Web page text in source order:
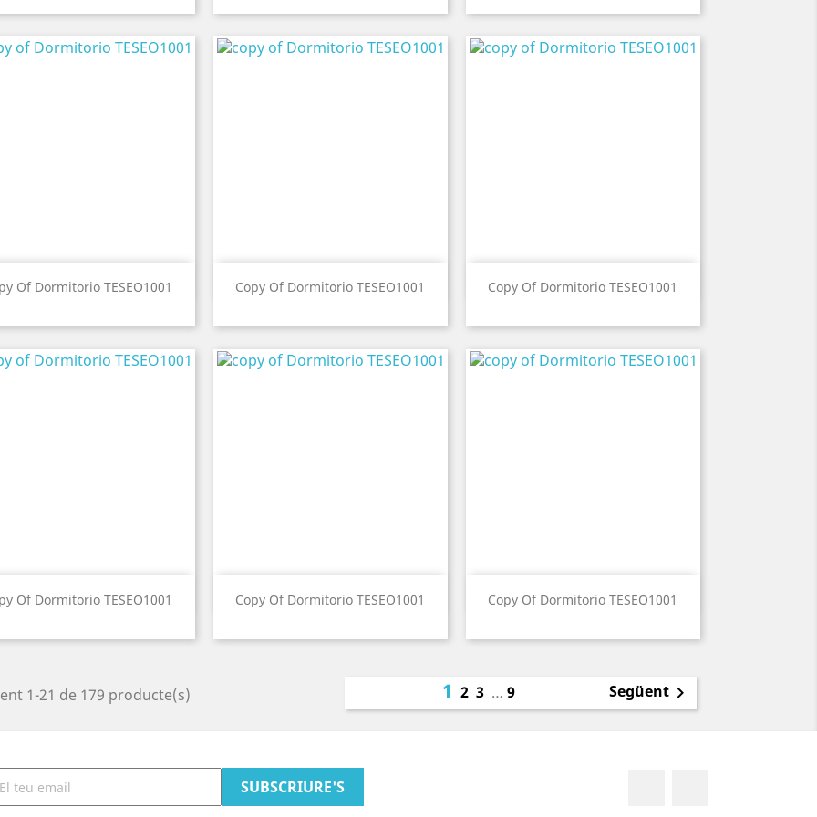
Of Dormitorio TESEO1001
Vista ràpida Copy Of Dormitorio TESEO1001
Vista ràpida Copy Of Dormitorio TESEO1001
Vista ràpida
Of Dormitorio TESEO1001
Vista ràpida Copy Of Dormitorio TESEO1001
Vista ràpida Copy Of Dormitorio TESEO1001
Vista ràpida
1-21 de 179 producte(s) 1 2 3 … 9 Següent